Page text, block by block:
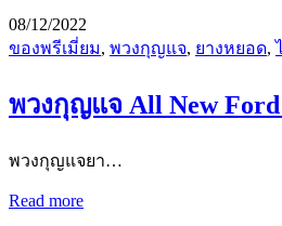
08/12/2022
ของพรีเมี่ยม, พวงกุญแจ, ยางหยอด,
พวงกุญแจ All New Ford
พวงกุญแจยา…
Read more